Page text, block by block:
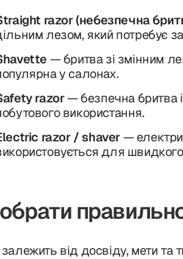
razor (небезпечна
лезом, який потребує
— бритва зі змінним
у салонах.
razor— безпечна бритва
використання.
razor / shaver—
для швидкого
від досвіду, мети та